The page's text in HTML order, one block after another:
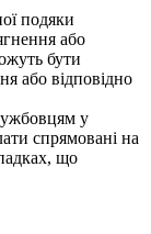
подяки
або
бути
або відповідно
у
спрямовані на
що